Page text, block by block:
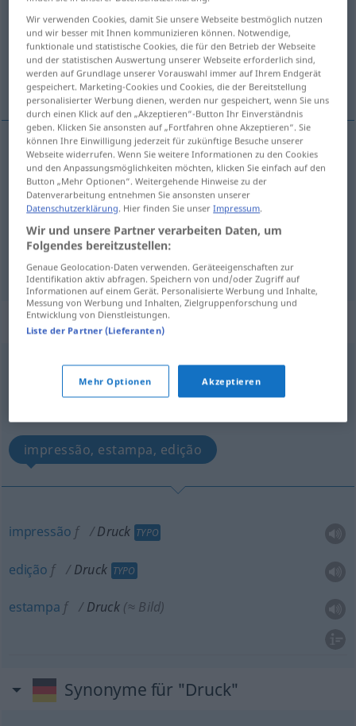
Übersicht aller Übersetzungen
(Für mehr Details die Übersetzung anklicken/antippen)
pressão, peso, opressão
pressãof Drucka. FIG
pesom Druck (≈ Last)
opressãof Druck MED (≈u.Bedrückung)
„Druck“: Maskulinum
[drʊk]m <-(e)s;-e>
Übersicht aller Übersetzungen
impressão, estampa, edição
impressão f Druck TYPO
edição f Druck TYPO
estampa f Druck (≈ Bild)
Synonyme für "Druck"
Wir verwenden Cookies, damit Sie unsere Webseite bestmöglich nutzen
und wir besser mit Ihnen kommunizieren können. Notwendige,
funktionale und statistische Cookies, die für den Betrieb der Webseite
und der statistischen Auswertung unserer Webseite erforderlich sind,
werden auf Grundlage unserer Vorauswahl immer auf Ihrem Endgerät
gespeichert. Marketing-Cookies und Cookies, die der Bereitstellung
personalisierter Werbung dienen, werden nur gespeichert, wenn Sie uns
durch einen Klick auf den „Akzeptieren“-Button Ihr Einverständnis
geben. Klicken Sie ansonsten auf „Fortfahren ohne Akzeptieren“. Sie
können Ihre Einwilligung jederzeit für zukünftige Besuche unserer
Webseite widerrufen. Wenn Sie weitere Informationen zu den Cookies
und den Anpassungsmöglichkeiten möchten, klicken Sie einfach auf den
Button „Mehr Optionen“. Weitergehende Hinweise zu der
Datenverarbeitung entnehmen Sie ansonsten unserer
Datenschutzerklärung. Hier finden Sie unserImpressum.
Wir und unsere Partner verarbeiten Daten, um
Folgendes bereitzustellen:
Genaue Geolocation-Daten verwenden. Geräteeigenschaften zur
Identifikation aktiv abfragen. Speichern von und/oder Zugriff auf
Informationen auf einem Gerät. Personalisierte Werbung und Inhalte,
Messung von Werbung und Inhalten, Zielgruppenforschung und
Entwicklung von Dienstleistungen.
Liste der Partner (Lieferanten)
Mehr Optionen Akzeptieren